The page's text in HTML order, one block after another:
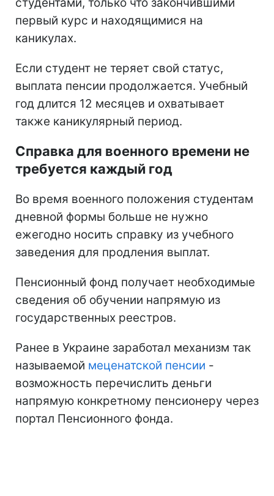
первый курс и находящимися на
каникулах.
Если студент не теряет свой статус,
выплата пенсии продолжается. Учебный
год длится 12 месяцев и охватывает
также каникулярный период.
Справка для военного времени не
требуется каждый год
Во время военного положения студентам
дневной формы больше не нужно
ежегодно носить справку из учебного
заведения для продления выплат.
Пенсионный фонд получает необходимые
сведения об обучении напрямую из
государственных реестров.
Ранее в Украине заработал механизм так
называемой меценатской пенсии -
возможность перечислить деньги
напрямую конкретному пенсионеру через
портал Пенсионного фонда.